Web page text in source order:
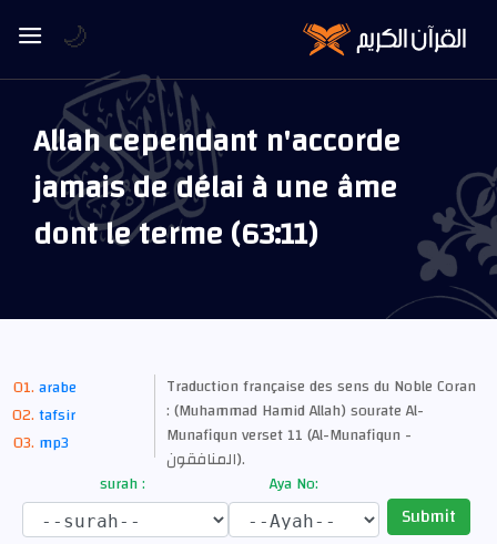
Allah cependant n'accorde
jamais de délai à une âme
dont le terme (63:11)
arabe
tafsir
mp3
Traduction française des sens du Noble Coran
: (Muhammad Hamid Allah) sourate Al-
Munafiqun verset 11 (Al-Munafiqun -
المنافقون).
surah :
Aya No:
Submit
🌙